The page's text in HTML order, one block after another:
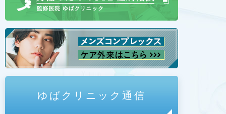
ゆばクリニック通信